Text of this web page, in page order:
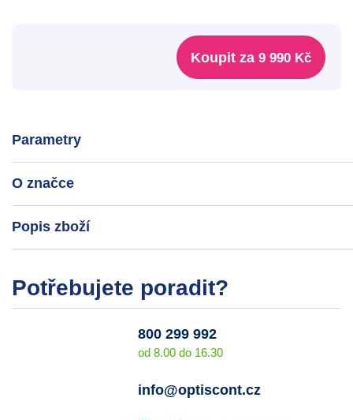
Koupit za 9 990 Kč
Parametry
O značce
Popis zboží
Potřebujete poradit?
800 299 992
od 8.00 do 16.30
info@optiscont.cz